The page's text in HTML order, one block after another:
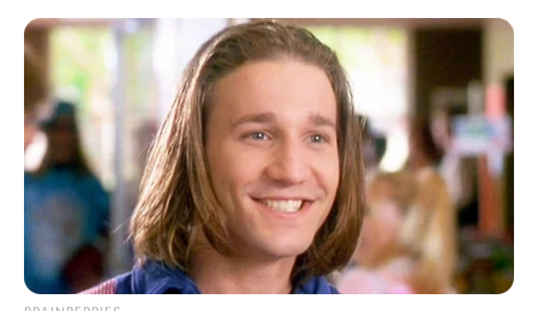
Flechtlinger Höhenzug - Ummendorf,
Sommersdorf, Wefensleben, Marienborn,
Alleringersleben und Morsleben
Ausflugsziele allgemein Veranstaltungen
Morgen ist Hohes Friedensfest (in Augsburg ein
Feiertag): Sonnabend, den 08.08.2026